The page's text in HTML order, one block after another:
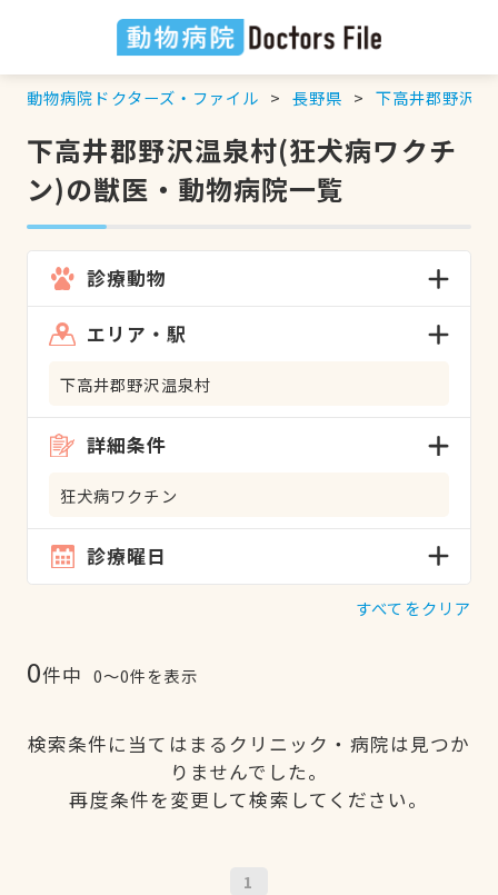
動物病院ドクターズ・ファイル 長野県 下高井郡野沢温
下高井郡野沢温泉村(狂犬病ワクチ
ン)の獣医・動物病院一覧
診療動物
エリア・駅
下高井郡野沢温泉村
詳細条件
狂犬病ワクチン
診療曜日
すべてをクリア
0件中 0〜0件を表示
検索条件に当てはまるクリニック・病院は見つか
りませんでした。
再度条件を変更して検索してください。
1